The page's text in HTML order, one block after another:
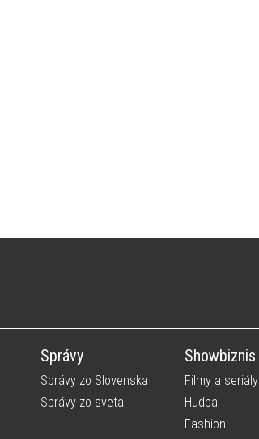
Správy
Správy zo Slovenska
Správy zo sveta
Showbiznis
Filmy a seriály
Hudba
Fashion